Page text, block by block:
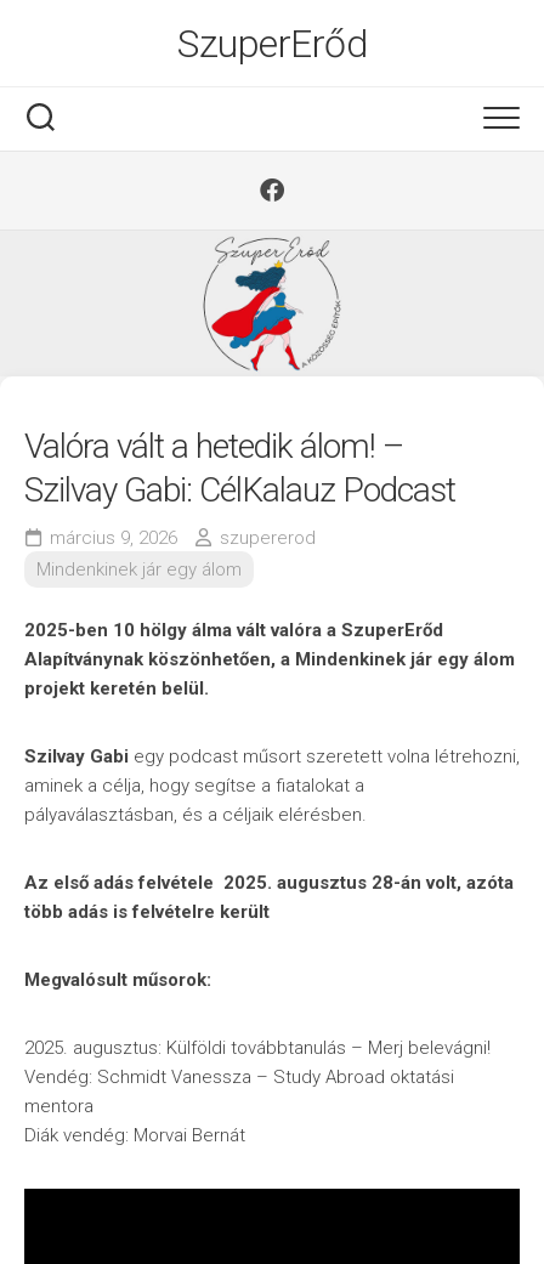
SzuperErőd
Valóra vált a hetedik álom! –
Szilvay Gabi: CélKalauz Podcast
március 9, 2026
szupererod
Mindenkinek jár egy álom
2025-ben 10 hölgy álma vált valóra a SzuperErőd
Alapítványnak köszönhetően, a Mindenkinek jár egy álom
projekt keretén belül.
Szilvay Gabi egy podcast műsort szeretett volna létrehozni,
aminek a célja, hogy segítse a fiatalokat a
pályaválasztásban, és a céljaik elérésben.
Az első adás felvétele 2025. augusztus 28-án volt, azóta
több adás is felvételre került
Megvalósult műsorok:
2025. augusztus: Külföldi továbbtanulás – Merj belevágni!
Vendég: Schmidt Vanessza – Study Abroad oktatási
mentora
Diák vendég: Morvai Bernát